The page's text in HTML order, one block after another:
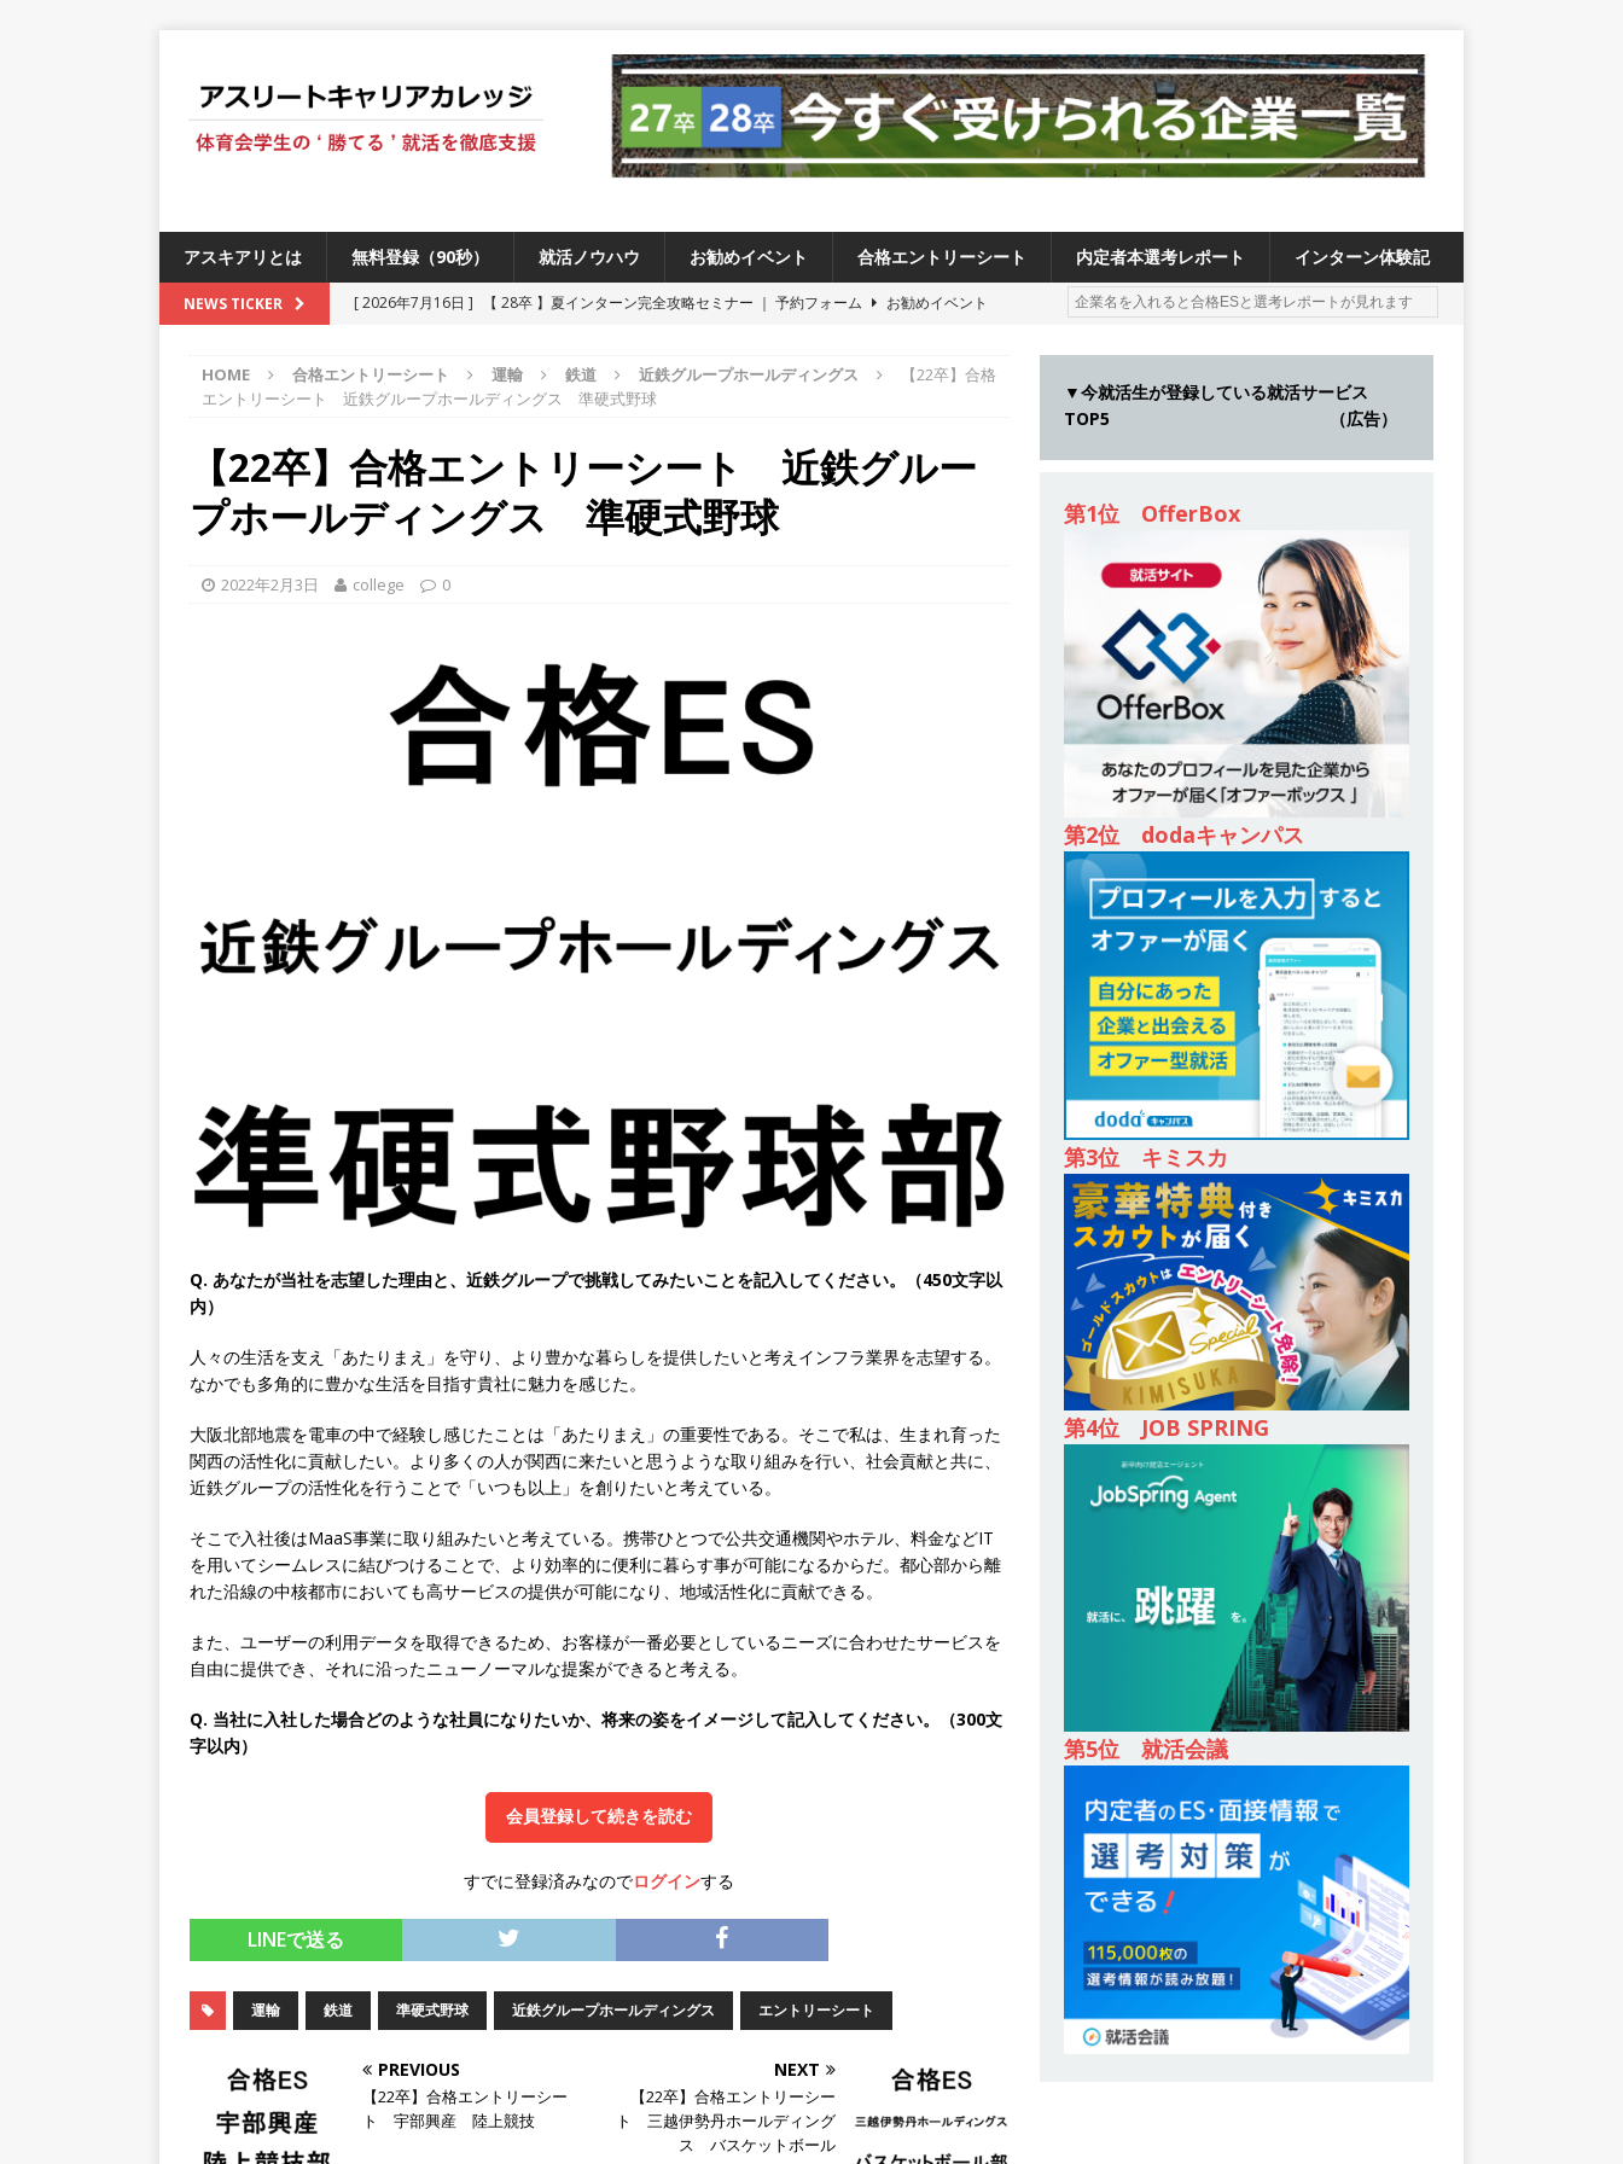
アスキアリとは 無料登録（90秒） 就活ノウハウ お勧めイベント 合格エントリーシート 内定者本選考レポート インターン体験記
NEWS TICKER [ 2026年7月16日 ] 【 28卒 】夏インターン完全攻略セミナー ｜ 予約フォーム
お勧めイベント
[ 2026年5月17日 ]
≪ 2027卒 ≫ 今すぐ受けられる優良企業一覧（26社）
体育会積極採用企業
[ 2026年5月15日 ] 【 28卒 ｜ カプコンが体育会学生を求めアスキヤリ限定イベント開催!! 】 世界
230以上の国・地域で愛される日本屈指のゲームメーカー ｜ 9期連続の最高益・11期連続の10%以
[ 2026年5月15日 ]
体育会積極採用企業
[ 2026年5月15日 ] 【 28卒 ｜ インターンシップ参加者は書類選考・一次面接免除 】 M&A総研の
グループ企業 ｜ 日本トップレベルの企業へ幅広いコンサルを行う ｜ スタートアップの成長性×大
50％以上の製品保有!! ｜ 一眼レフ大手メーカー全てと取引する国内トップシェアのマグネシウム
部品製造メーカー ｜ 賞与前年度実績6.5ヵ月・平均6ヶ月以上 ｜ ミツワ電機工業
体育会積極採
ゴー
体育会積極採用企業
[ 2026年5月14日 ]
【 28卒 】 NTTドコモグループと電通グループの傘下 ｜ 初任給40万 ｜ 人より
速く、高い成長を求める人には超魅力的な挑戦環境!! ｜ 日本で初めてインターネット広告事業を始
[ 2026年5月14日 ] 【 28卒 ｜ 体験型インターンシップ 】スタンダード上場 ｜ 業界No.1 企業医療
｜ 土日祝休み ｜ 年間休日124日 ｜ ギミック
体育会積極採用企業
知名度抜群の総合不動産会社 ｜ マンション販売戸数近畿圏第3位 ｜ 初任給30万+手当、1年目で年
収1,000万も目指せる ｜ 年間休日120～125日 ｜ エスリード
体育会積極採用企業
[ 2026年5月14日 ] 【 28卒 ｜ 30分のオンライン業界研究・企業説明会 】 世界最大級の金融サー
ビス機関 ｜ BtoBtoCの代理店営業 ｜ 20代で年収1,000万円目指せる ｜ 賞与年4回・年間休日120
[ 2026年5月14日 ] 【 28卒｜営業職向けオープンカンパニー 】世界トップシェアの半導体技術を
限定 ｜ 世界No.1の不動産投資市場東京で投資住宅販売をリードする企業 ｜ 土地仕入れから物件
【 28卒 ｜ 適性検査合否免除・面接確約!! ｜ 1dayインターンあり 】東京勤
行う ｜ 年間休日125日以上 ｜ 不動産業ではレアな私服出社OK ｜ 土日祝完全休み ｜ スタンダー
ド上場 明豊エンタープライズグループ ｜ 明豊プロパティーズ
体育会積極採用企業
[ 2026年5月14日 ]
【 28卒 ｜ オープンカンパニー｜東京勤務・転勤なし ｜ 文理不問 】 7期連続
200％増収!! ｜ 様々な業界の知識・スキルを身に付けることが可能 ｜ データ分析のエキスパート
HOME 合格エントリーシート 運輸 鉄道 近鉄グループホールディングス
【22卒】合格
エントリーシート 近鉄グループホールディングス 準硬式野球
【22卒】合格エントリーシート 近鉄グルー
プホールディングス 準硬式野球
2022年2月3日 college 0
Q. あなたが当社を志望した理由と、近鉄グループで挑戦してみたいことを記入してください。（450文字以
内）
人々の生活を支え「あたりまえ」を守り、より豊かな暮らしを提供したいと考えインフラ業界を志望する。
なかでも多角的に豊かな生活を目指す貴社に魅力を感じた。
大阪北部地震を電車の中で経験し感じたことは「あたりまえ」の重要性である。そこで私は、生まれ育った
関西の活性化に貢献したい。より多くの人が関西に来たいと思うような取り組みを行い、社会貢献と共に、
近鉄グループの活性化を行うことで「いつも以上」を創りたいと考えている。
そこで入社後はMaaS事業に取り組みたいと考えている。携帯ひとつで公共交通機関やホテル、料金などIT
を用いてシームレスに結びつけることで、より効率的に便利に暮らす事が可能になるからだ。都心部から離
れた沿線の中核都市においても高サービスの提供が可能になり、地域活性化に貢献できる。
また、ユーザーの利用データを取得できるため、お客様が一番必要としているニーズに合わせたサービスを
自由に提供でき、それに沿ったニューノーマルな提案ができると考える。
Q. 当社に入社した場合どのような社員になりたいか、将来の姿をイメージして記入してください。（300文
字以内）
会員登録して続きを読む
すでに登録済みなのでログインする
LINEで送る
運輸 鉄道 準硬式野球 近鉄グループホールディングス エントリーシート
PREVIOUS
【22卒】合格エントリーシー
ト 宇部興産 陸上競技
NEXT
【22卒】合格エントリーシー
ト 三越伊勢丹ホールディング
ス バスケットボール
▼今就活生が登録している就活サービス
TOP5 （広告）
第1位 OfferBox
第2位 dodaキャンパス
第3位 キミスカ
第4位 JOB SPRING
第5位 就活会議